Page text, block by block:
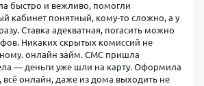
быстро и вежливо, помогли
кабинет понятный, кому‑то сложно, а у
Ставка адекватная, погасить можно
Никаких скрытых комиссий не
онлайн займ. СМС пришла
— деньги уже шли на карту. Оформила
всё онлайн, даже из дома выходить не